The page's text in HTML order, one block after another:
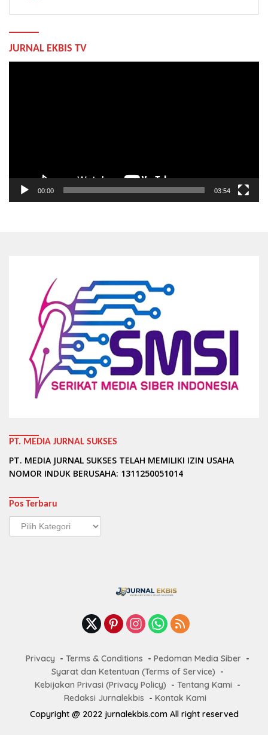
JURNAL EKBIS TV
00:00 03:54
PT. MEDIA JURNAL SUKSES
PT. MEDIA JURNAL SUKSES TELAH MEMILIKI IZIN USAHA
NOMOR INDUK BERUSAHA: 1311250051014
Pos Terbaru
Pos
Terbaru
Privacy Terms & Conditions
Pedoman Media Siber
Syarat dan Ketentuan (Terms of Service)
Kebijakan Privasi (Privacy Policy)
Tentang Kami
Redaksi Jurnalekbis
Kontak Kami
Copyright @ 2022 jurnalekbis.com All right reserved